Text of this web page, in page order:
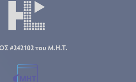
#242102 του Μ.Η.Τ.